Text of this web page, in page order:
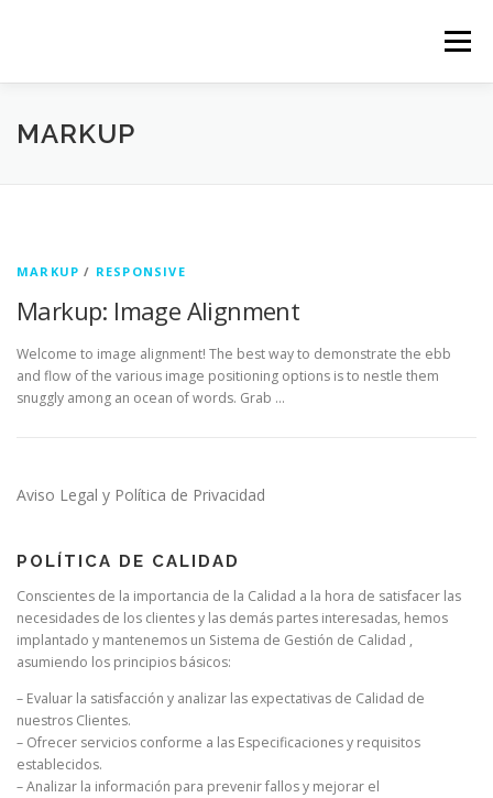
Menú
MARKUP
MARKUP / RESPONSIVE
Markup: Image Alignment
Welcome to image alignment! The best way to demonstrate the ebb
and flow of the various image positioning options is to nestle them
snuggly among an ocean of words. Grab …
Aviso Legal y Política de Privacidad
POLÍTICA DE CALIDAD
Conscientes de la importancia de la Calidad a la hora de satisfacer las
necesidades de los clientes y las demás partes interesadas, hemos
implantado y mantenemos un Sistema de Gestión de Calidad ,
asumiendo los principios básicos:
– Evaluar la satisfacción y analizar las expectativas de Calidad de
nuestros Clientes.
– Ofrecer servicios conforme a las Especificaciones y requisitos
establecidos.
– Analizar la información para prevenir fallos y mejorar el